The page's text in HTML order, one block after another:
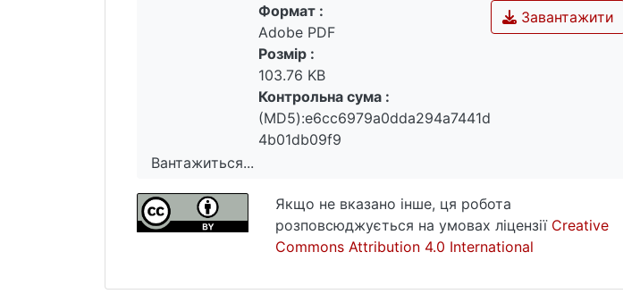
Вантажиться...
Вантажиться...
Завантажити
Формат :
Adobe PDF
Розмір :
103.76 KB
Контрольна сума :
(MD5):e6cc6979a0dda294a7441d
4b01db09f9
Якщо не вказано інше, ця робота
розповсюджується на умовах ліцензії Creative
Commons Attribution 4.0 International